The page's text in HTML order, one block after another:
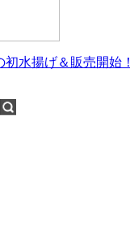
水揚げ＆販売開始！